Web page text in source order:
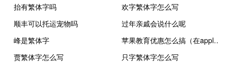
抬有繁体字吗
欢字繁体字怎么写
顺丰可以托运宠物吗
过年亲戚会说什么呢
峰是繁体字
苹果教育优惠怎么搞（在apple零售店里购买及Mac可以享受苹果教育优惠吗）
贾繁体字怎么写
只字繁体字怎么写